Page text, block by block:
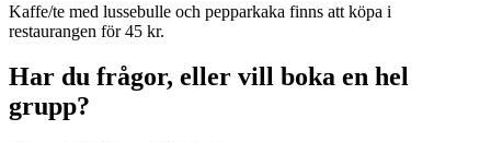
Kaffe/te med lussebulle och pepparkaka finns att köpa i
restaurangen för 45 kr.
Har du frågor, eller vill boka en hel
grupp?